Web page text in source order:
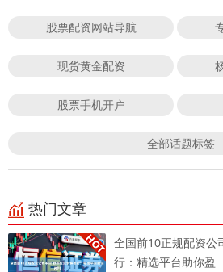
股票配资网站导航
现货黄金配资
股票手机开户
全部话题标签
热门文章
全国前10正规配资公
行：精选平台助你盈